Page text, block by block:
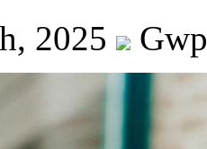
2025